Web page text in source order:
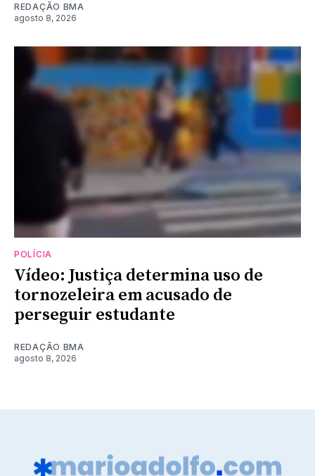
REDAÇÃO BMA
agosto 8, 2026
POLÍCIA
Vídeo: Justiça determina uso de
tornozeleira em acusado de
perseguir estudante
REDAÇÃO BMA
agosto 8, 2026